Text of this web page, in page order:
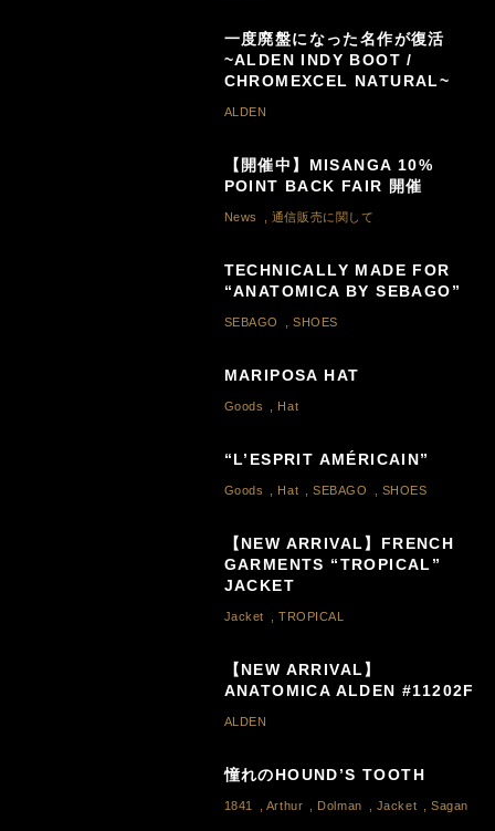
一度廃盤になった名作が復活
~ALDEN INDY BOOT /
CHROMEXCEL NATURAL~
ALDEN
【開催中】MISANGA 10%
POINT BACK FAIR 開催
News , 通信販売に関して
TECHNICALLY MADE FOR
“ANATOMICA BY SEBAGO”
SEBAGO ,SHOES
MARIPOSA HAT
Goods , Hat
“L’ESPRIT AMÉRICAIN”
Goods , Hat ,SEBAGO , SHOES
【NEW ARRIVAL】FRENCH
GARMENTS “TROPICAL”
JACKET
Jacket ,TROPICAL
【NEW ARRIVAL】
ANATOMICA ALDEN #11202F
ALDEN
憧れのHOUND’S TOOTH
1841 , Arthur , Dolman , Jacket ,Sagan